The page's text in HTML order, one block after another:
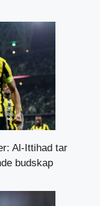
Al-Ittihad tar
budskap